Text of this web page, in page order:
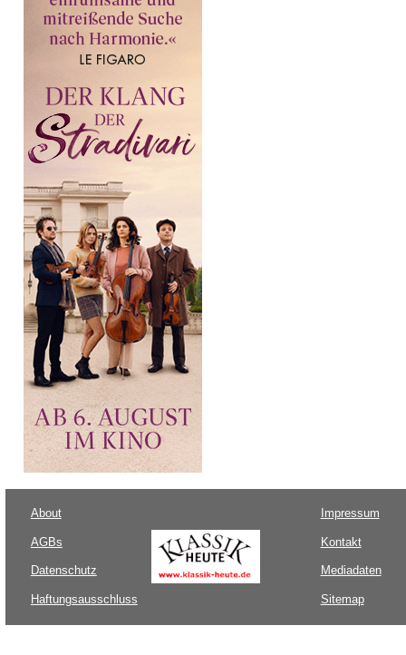
About
AGBs
Datenschutz
Haftungsausschluss
Impressum
Kontakt
Mediadaten
Sitemap